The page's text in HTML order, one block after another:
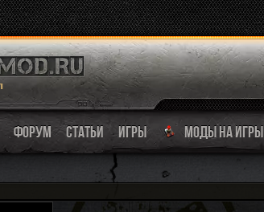
ФОРУМ СТАТЬИ ИГРЫ МОДЫ НА ИГРЫ